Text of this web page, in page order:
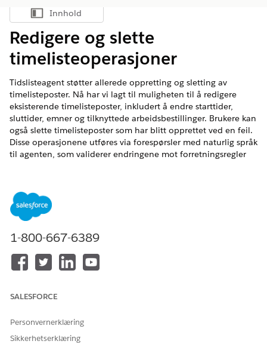
Vis innholdsfortegnelse
Innhold
Redigere og slette
timelisteoperasjoner
Tidslisteagent støtter allerede oppretting og sletting av
timelisteposter. Nå har vi lagt til muligheten til å redigere
eksisterende timelisteposter, inkludert å endre starttider,
sluttider, emner og tilknyttede arbeidsbestillinger. Brukere kan
også slette timelisteposter som har blitt opprettet ved en feil.
Disse operasjonene utføres via forespørsler med naturlig språk
til agenten, som validerer endringene mot forretningsregler
HJALP DENNE ARTIKKELEN MED Å LØSE PROBLEMET DITT?
1-800-667-6389
SALESFORCE
Personvernerklæring
Sikkerhetserklæring